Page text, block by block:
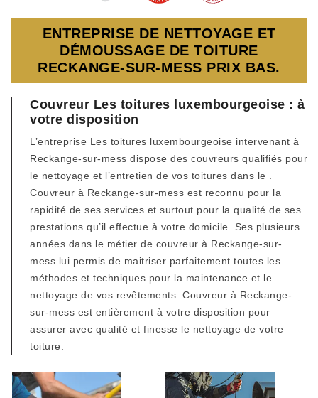
ENTREPRISE DE NETTOYAGE ET
DÉMOUSSAGE DE TOITURE
RECKANGE-SUR-MESS PRIX BAS.
Couvreur Les toitures luxembourgeoise : à
votre disposition
L’entreprise Les toitures luxembourgeoise intervenant à
Reckange-sur-mess dispose des couvreurs qualifiés pour
le nettoyage et l’entretien de vos toitures dans le .
Couvreur à Reckange-sur-mess est reconnu pour la
rapidité de ses services et surtout pour la qualité de ses
prestations qu’il effectue à votre domicile. Ses plusieurs
années dans le métier de couvreur à Reckange-sur-
mess lui permis de maitriser parfaitement toutes les
méthodes et techniques pour la maintenance et le
nettoyage de vos revêtements. Couvreur à Reckange-
sur-mess est entièrement à votre disposition pour
assurer avec qualité et finesse le nettoyage de votre
toiture.